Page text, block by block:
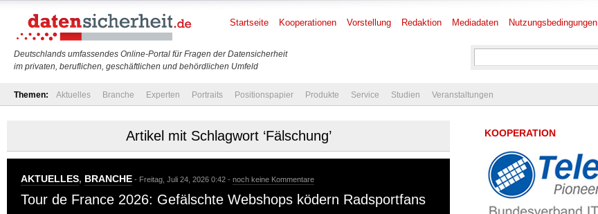
Deutschlands umfassendes Online-Portal für Fragen der Datensicherheit
im privaten, beruflichen, geschäftlichen und behördlichen Umfeld
Startseite Kooperationen Vorstellung Redaktion Mediadaten Nutzungsbedingungen
Themen: Aktuelles Branche Experten Portraits Positionspapier Produkte Service Studien Veranstaltungen
Artikel mit Schlagwort ‘Fälschung’
AKTUELLES, BRANCHE - Freitag, Juli 24, 2026 0:42 - noch keine Kommentare
Tour de France 2026: Gefälschte Webshops ködern Radsportfans
KOOPERATION